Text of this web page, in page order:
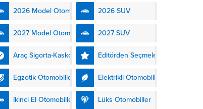
hibrit teknolojisindeki
uzmanlığını...
isteyen 2027 DS No7,
kendinden şarjlı hibrit
teknolojisiyle buluşturuyor.
DS Automobiles’in yeni...
2026 Model Otomobiller 2026 SUV
2027 Model Otomobiller 2027 SUV
Araç Sigorta-Kasko Editörden Seçmeler
Egzotik Otomobiller Elektrikli Otomobiller
İkinci El Otomobiller Lüks Otomobiller